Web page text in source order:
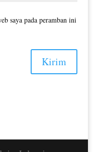
saya pada peramban ini
Kirim